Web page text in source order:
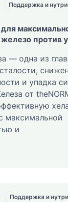
Поддержка и
против
— одна из
и упадка
от
максимальной
и
Поддержка и